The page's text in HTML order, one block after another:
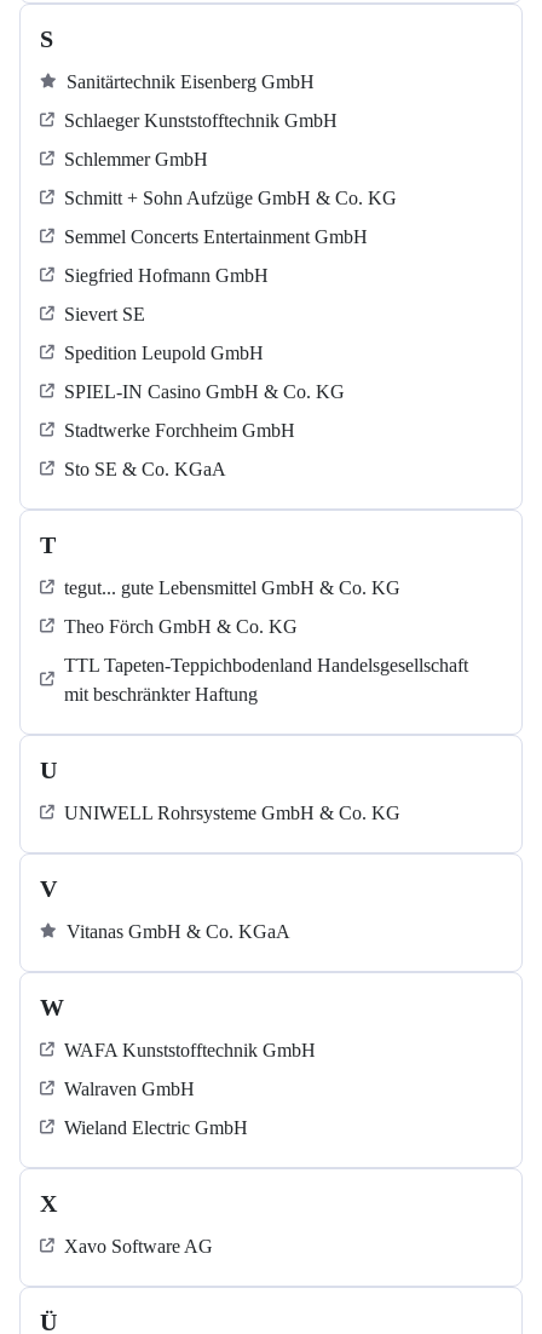
S
Sanitärtechnik Eisenberg GmbH
Schlaeger Kunststofftechnik GmbH
Schlemmer GmbH
Schmitt + Sohn Aufzüge GmbH & Co. KG
Semmel Concerts Entertainment GmbH
Siegfried Hofmann GmbH
Sievert SE
Spedition Leupold GmbH
SPIEL-IN Casino GmbH & Co. KG
Stadtwerke Forchheim GmbH
Sto SE & Co. KGaA
T
tegut... gute Lebensmittel GmbH & Co. KG
Theo Förch GmbH & Co. KG
TTL Tapeten-Teppichbodenland Handelsgesellschaft
mit beschränkter Haftung
U
UNIWELL Rohrsysteme GmbH & Co. KG
V
Vitanas GmbH & Co. KGaA
W
WAFA Kunststofftechnik GmbH
Walraven GmbH
Wieland Electric GmbH
X
Xavo Software AG
Ü